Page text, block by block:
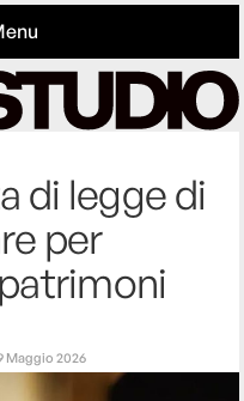
di legge di
per
Maggio 2026